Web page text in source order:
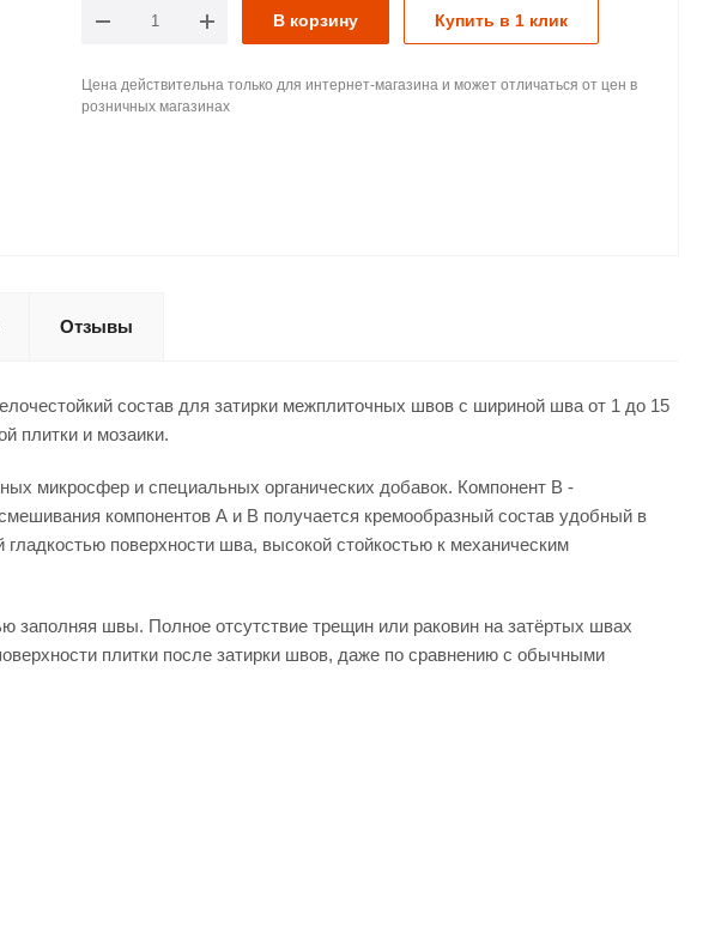
В корзину Купить в 1 клик
Цена действительна только для интернет-магазина и может отличаться от цен в
розничных магазинах
Отзывы
состав для затирки межплиточных швов с шириной шва от 1 до 15
плитки и мозаики.
микросфер и специальных органических добавок. Компонент В -
компонентов А и В получается кремообразный состав удобный в
поверхности шва, высокой стойкостью к механическим
заполняя швы. Полное отсутствие трещин или раковин на затёртых швах
плитки после затирки швов, даже по сравнению с обычными